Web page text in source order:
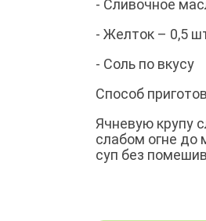
- Сливочное
- Желток – 0,5
- Соль по вкусу
Способ
Ячневую крупу
слабом огне до
суп без